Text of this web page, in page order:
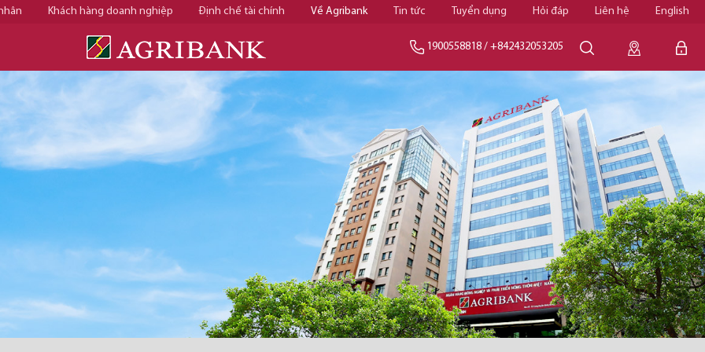
Khách hàng doanh nghiệp Định chế tài chính Về Agribank Tin tức Tuyển dụng Hỏi đáp Liên hệ English
1900558818 / +842432053205